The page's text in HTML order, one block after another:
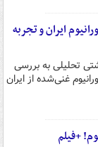
ایران و تجربه
تحلیلی به بررسی
غنی‌شده از ایران
+فیلم